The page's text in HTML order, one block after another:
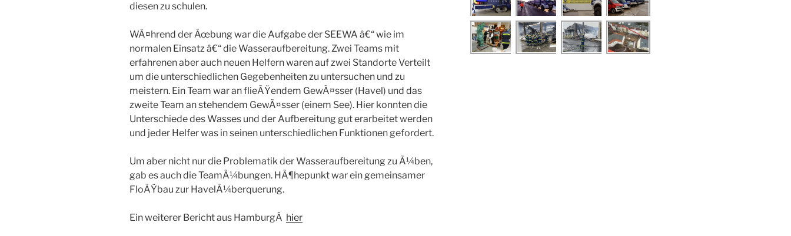
diesen zu schulen.
WÃ¤hrend der Ãœbung war die Aufgabe der SEEWA â€“ wie im
normalen Einsatz â€“ die Wasseraufbereitung. Zwei Teams mit
erfahrenen aber auch neuen Helfern waren auf zwei Standorte Verteilt
um die unterschiedlichen Gegebenheiten zu untersuchen und zu
meistern. Ein Team war an flieÃŸendem GewÃ¤sser (Havel) und das
zweite Team an stehendem GewÃ¤sser (einem See). Hier konnten die
Unterschiede des Wasses und der Aufbereitung gut erarbeitet werden
und jeder Helfer was in seinen unterschiedlichen Funktionen gefordert.
Um aber nicht nur die Problematik der Wasseraufbereitung zu Ã¼ben,
gab es auch die TeamÃ¼bungen. HÃ¶hepunkt war ein gemeinsamer
FloÃŸbau zur HavelÃ¼berquerung.
Ein weiterer Bericht aus HamburgÂ hier